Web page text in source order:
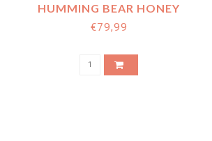
HUMMING BEAR HONEY
NATUR 2.0 NEXT
€79,99